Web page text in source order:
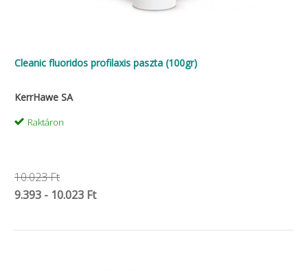
Cleanic fluoridos profilaxis paszta (100gr)
KerrHawe SA
Raktáron
10.023 Ft
9.393 - 10.023 Ft